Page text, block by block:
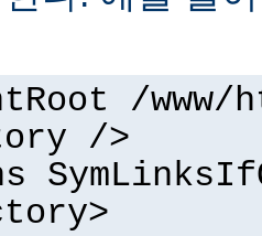
/www/
/>